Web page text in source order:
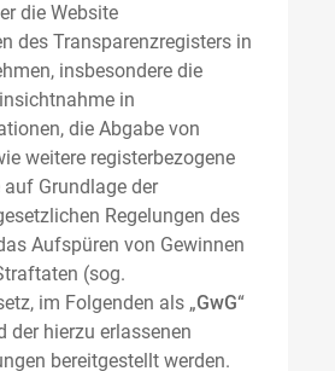
die Website
des Transparenzregisters in
insbesondere die
in
die Abgabe von
weitere registerbezogene
Grundlage der
Regelungen des
Aufspüren von Gewinnen
(sog.
im Folgenden als „GwG“
der hierzu erlassenen
bereitgestellt werden.